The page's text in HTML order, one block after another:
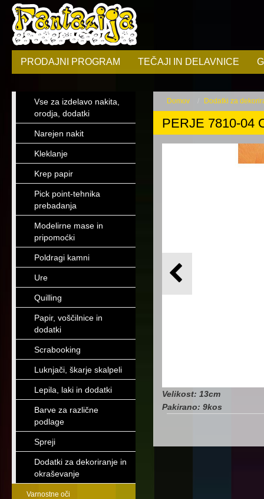
PRODAJNI PROGRAM TEČAJI IN DELAVNICE
Vse za izdelavo nakita,
orodja, dodatki
Narejen nakit
Kleklanje
Krep papir
Pick point-tehnika
prebadanja
Modelirne mase in
pripomoćki
Poldragi kamni
Ure
Quilling
Papir, voščilnice in
dodatki
Scrabooking
Luknjači, škarje skalpeli
Lepila, laki in dodatki
Barve za različne
podlage
Spreji
Dodatki za dekoriranje in
okraševanje
Varnostne oči
Domov Dodatki za
PERJE 7810-04
Velikost: 13cm
Pakirano: 9kos